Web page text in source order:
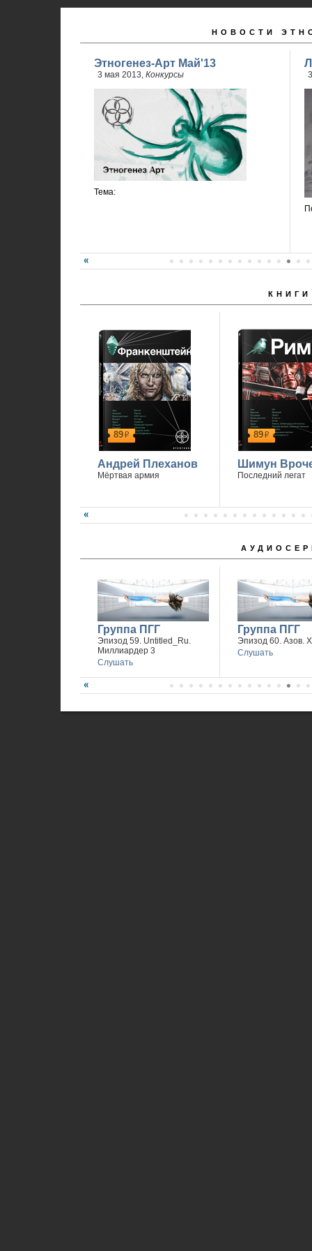
НОВОСТИ
Этногенез-Арт Май'13
3 мая 2013, Конкурсы
Тема:
КНИГИ
89р
Андрей Плеханов
Мёртвая армия
89р
Шимун
Последний легат
Группа ПГГ
Эпизод 59. Untitled_Ru.
Миллиардер 3
Слушать
Группа ПГГ
Эпизод 60. Азов.
Слушать